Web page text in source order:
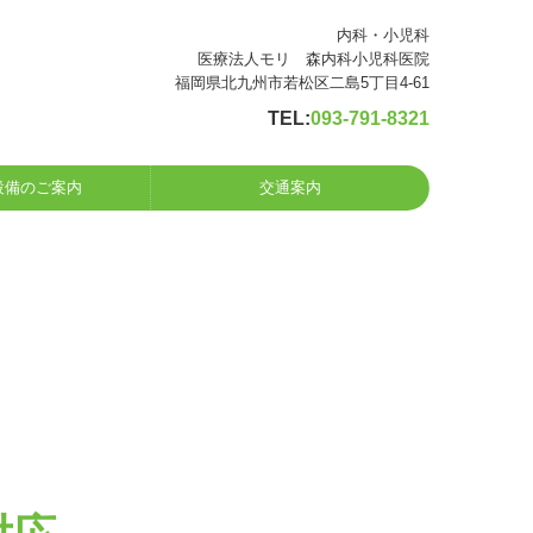
内科・小児科
医療法人モリ 森内科小児科医院
福岡県北九州市若松区二島5丁目4-61
TEL:093-791-8321
備のご案内 交通案内